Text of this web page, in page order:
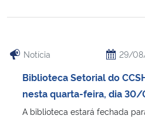
Notícia 29/
Biblioteca Setorial do
nesta quarta-feira, dia
A biblioteca estará fechada